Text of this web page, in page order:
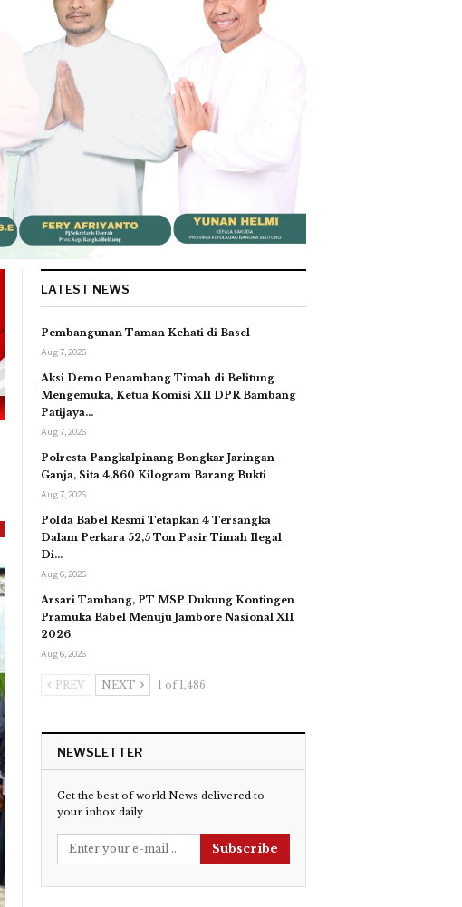
LATEST NEWS
Pembangunan Taman Kehati di Basel
Aug 7, 2026
Aksi Demo Penambang Timah di Belitung
Mengemuka, Ketua Komisi XII DPR Bambang
Patijaya…
Aug 7, 2026
Polresta Pangkalpinang Bongkar Jaringan
Ganja, Sita 4,860 Kilogram Barang Bukti
Aug 7, 2026
Polda Babel Resmi Tetapkan 4 Tersangka
Dalam Perkara 52,5 Ton Pasir Timah Ilegal
Di…
Aug 6, 2026
Arsari Tambang, PT MSP Dukung Kontingen
Pramuka Babel Menuju Jambore Nasional XII
2026
Aug 6, 2026
PREV NEXT 1 of 1,486
NEWSLETTER
Get the best of world News delivered to
your inbox daily
Subscribe